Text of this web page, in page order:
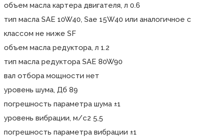
объем масла картера двигателя, л 0.6
тип масла SAE 10W40, Sae 15W40 или аналогичное с
классом не ниже SF
объем масла редуктора, л 1.2
тип масла редуктора SAE 80W90
вал отбора мощности нет
уровень шума, Дб 89
погрешность параметра шума ±1
уровень вибрации, м/с2 5,5
погрешность параметра вибрации ±1